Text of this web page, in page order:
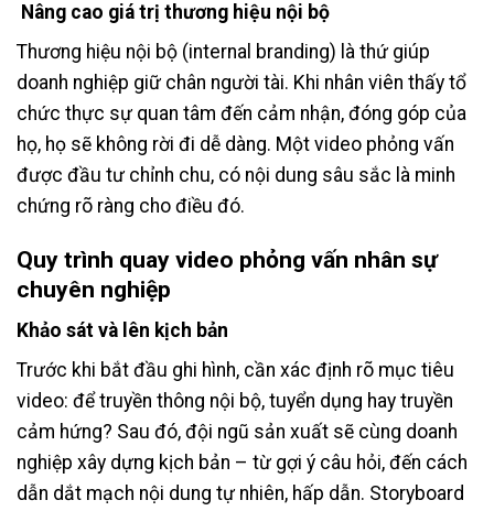
Nâng cao giá trị thương hiệu nội bộ
Thương hiệu nội bộ (internal branding) là thứ giúp
doanh nghiệp giữ chân người tài. Khi nhân viên thấy tổ
chức thực sự quan tâm đến cảm nhận, đóng góp của
họ, họ sẽ không rời đi dễ dàng. Một video phỏng vấn
được đầu tư chỉnh chu, có nội dung sâu sắc là minh
chứng rõ ràng cho điều đó.
Quy trình quay video phỏng vấn nhân sự
chuyên nghiệp
Khảo sát và lên kịch bản
Trước khi bắt đầu ghi hình, cần xác định rõ mục tiêu
video: để truyền thông nội bộ, tuyển dụng hay truyền
cảm hứng? Sau đó, đội ngũ sản xuất sẽ cùng doanh
nghiệp xây dựng kịch bản – từ gợi ý câu hỏi, đến cách
dẫn dắt mạch nội dung tự nhiên, hấp dẫn. Storyboard